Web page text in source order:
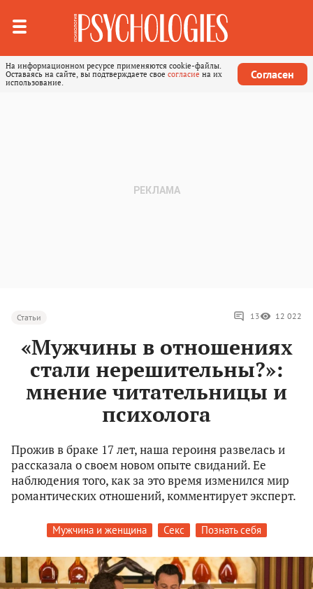
На информационном ресурсе применяются cookie-файлы.
Оставаясь на сайте, вы подтверждаете свое согласие на их
использование.
Согласен
Статьи 13 12 022
«Мужчины в отношениях
стали нерешительны?»:
мнение читательницы и
психолога
Прожив в браке 17 лет, наша героиня развелась и
рассказала о своем новом опыте свиданий. Ее
наблюдения того, как за это время изменился мир
романтических отношений, комментирует эксперт.
Мужчина и женщина Секс Познать себя